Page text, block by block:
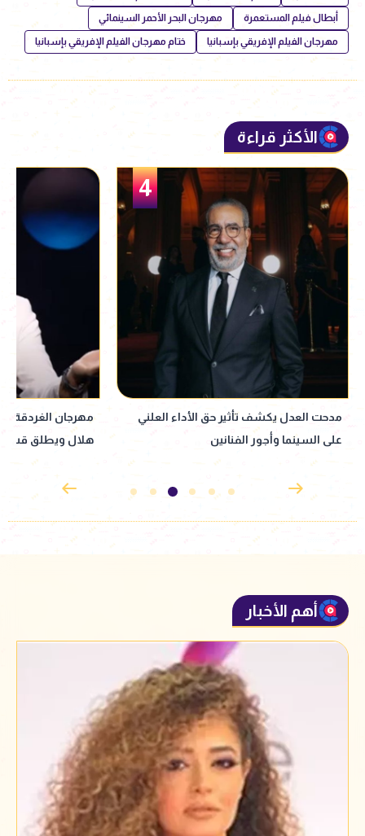
أبطال فيلم المستعمرة مهرجان البحر الأحمر السينمائي
مهرجان الفيلم الإفريقي بإسبانيا ختام مهرجان الفيلم الإفريقي بإسبانيا
الأكثر قراءة
5
مهرجان الغردقة لسينما الشباب يكرّم حمادة
هلال ويطلق قسم صوت السينما
الإنجاب.. ورسالته
أهم الأخبار